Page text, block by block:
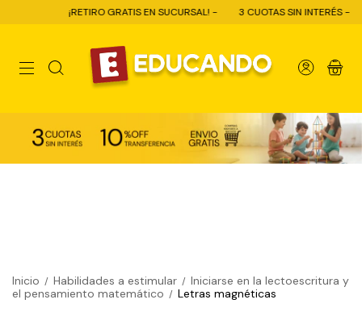
¡RETIRO GRATIS EN SUCURSAL! - 3 CUOTAS SIN INTERÉS - 10%
0
Inicio / Habilidades a estimular / Iniciarse en la lectoescritura y
el pensamiento matemático / Letras magnéticas